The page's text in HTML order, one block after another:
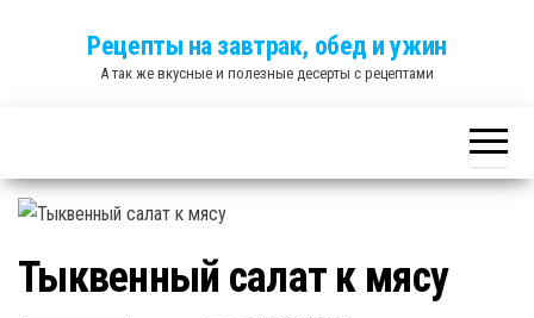
Рецепты на завтрак, обед и ужин
А так же вкусные и полезные десерты с рецептами
Тыквенный салат к мясу